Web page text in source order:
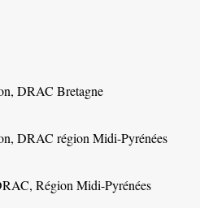
DRAC Bretagne
DRAC région Midi-Pyrénées
Région Midi-Pyrénées